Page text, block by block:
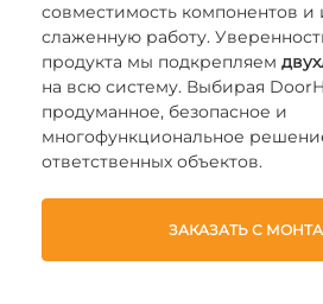
совместимость компонентов и
слаженную работу.
продукта мы подкрепляем
на всю систему. Выбирая
продуманное, безопасное и
многофункциональное
ответственных объектов.
ЗАКАЗАТЬ С